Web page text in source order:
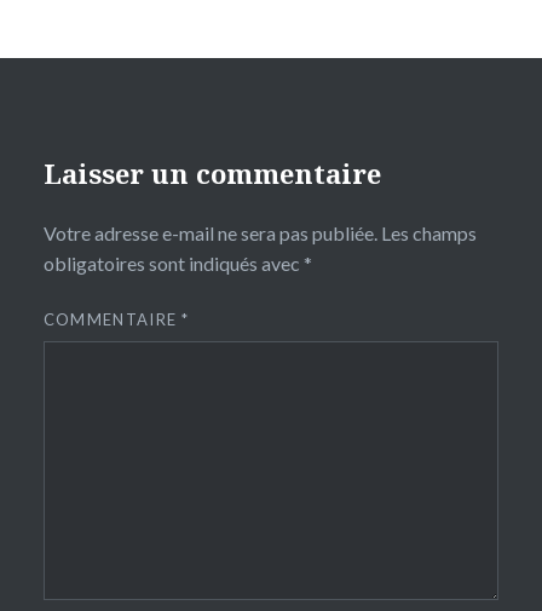
Laisser un commentaire
Votre adresse e-mail ne sera pas publiée. Les champs
obligatoires sont indiqués avec *
COMMENTAIRE*